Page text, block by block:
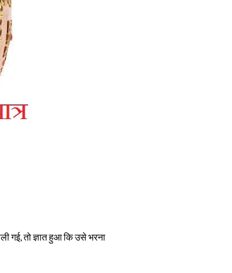
गई, तो ज्ञात हुआ कि उसे भरना